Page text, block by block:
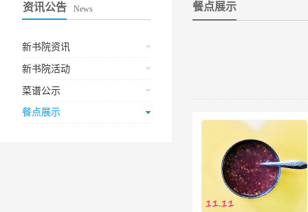
资讯公告 News
新书院资讯
新书院活动
菜谱公示
餐点展示
餐点展示